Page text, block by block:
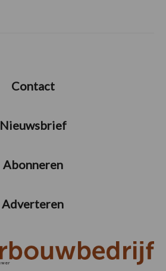
Contact
Nieuwsbrief
Abonneren
Adverteren